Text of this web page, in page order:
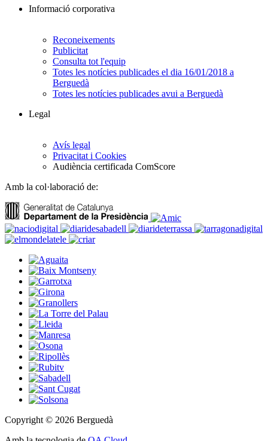
Informació corporativa
Reconeixements
Publicitat
Consulta tot l'equip
Totes les notícies publicades el dia 16/01/2018 a
Berguedà
Totes les notícies publicades avui a Berguedà
Legal
Avís legal
Privacitat i Cookies
Audiència certificada ComScore
Amb la col·laboració de:
Copyright © 2026 Berguedà